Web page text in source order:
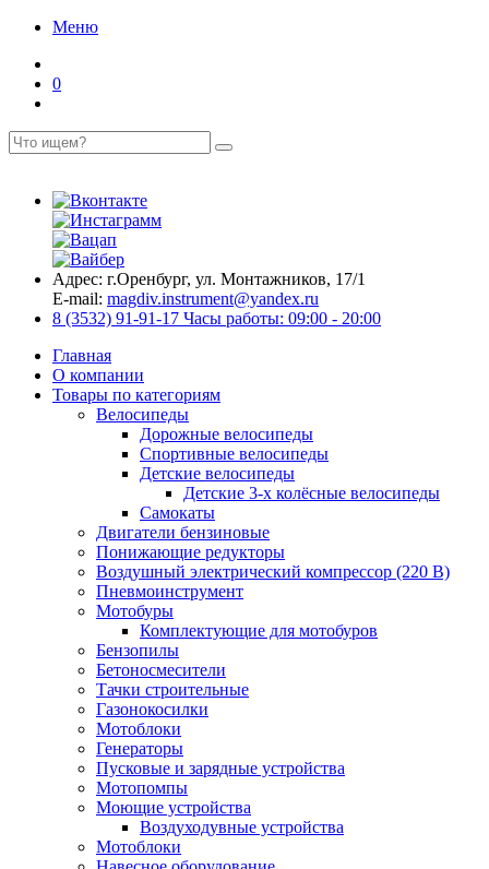
Меню
0
Адрес: г.Оренбург, ул. Монтажников, 17/1
E-mail: magdiv.instrument@yandex.ru
8 (3532) 91-91-17 Часы работы: 09:00 - 20:00
Главная
О компании
Товары по категориям
Велосипеды
Дорожные велосипеды
Спортивные велосипеды
Детские велосипеды
Детские 3-х колёсные велосипеды
Самокаты
Двигатели бензиновые
Понижающие редукторы
Воздушный электрический компрессор (220 В)
Пневмоинструмент
Мотобуры
Комплектующие для мотобуров
Бензопилы
Бетоносмесители
Тачки строительные
Газонокосилки
Мотоблоки
Генераторы
Пусковые и зарядные устройства
Мотопомпы
Моющие устройства
Воздуходувные устройства
Мотоблоки